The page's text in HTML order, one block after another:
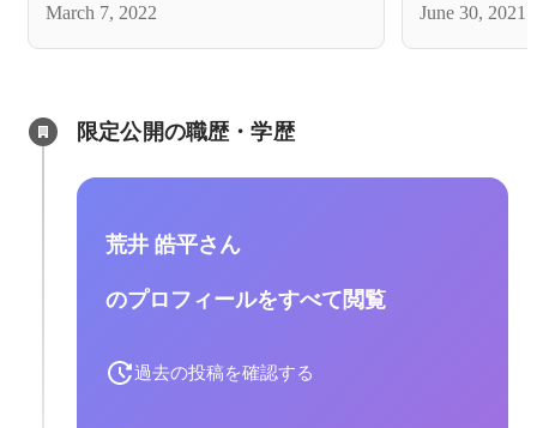
March 7, 2022
June 30, 2021
限定公開の職歴・学歴
荒井 皓平さん
のプロフィールをすべて閲覧
過去の投稿を確認する